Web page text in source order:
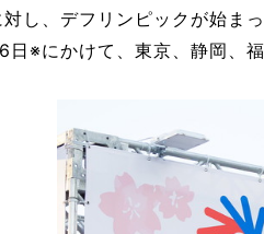
対し、デフリンピックが始
日※にかけて、東京、静岡、